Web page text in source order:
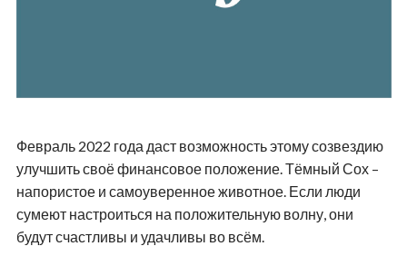
Февраль 2022 года даст возможность этому созвездию
улучшить своё финансовое положение. Тёмный Сох –
напористое и самоуверенное животное. Если люди
сумеют настроиться на положительную волну, они
будут счастливы и удачливы во всём.